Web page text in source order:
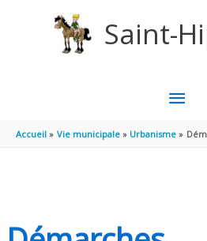
Saint-
MENU
Accueil Vie municipale Urbanisme